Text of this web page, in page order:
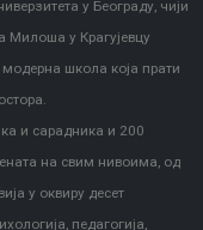
у Београду, чији
Милоша у Крагујевцу
школа која прати
и сарадника и 200
на свим нивоима, од
у оквиру десет
педагогија,